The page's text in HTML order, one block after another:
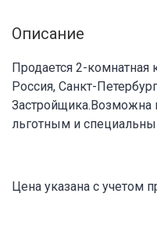
Описание
Продается 2-комнатная
Россия, Санкт-
Застройщика.Возможна
льготным и
Цена указана с учетом